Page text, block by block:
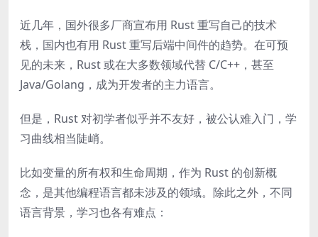
近几年，国外很多厂商宣布用 Rust 重写自己的技术
栈，国内也有用 Rust 重写后端中间件的趋势。在可预
见的未来，Rust 或在大多数领域代替 C/C++，甚至
Java/Golang，成为开发者的主力语言。
但是，Rust 对初学者似乎并不友好，被公认难入门，学
习曲线相当陡峭。
比如变量的所有权和生命周期，作为 Rust 的创新概
念，是其他编程语言都未涉及的领域。除此之外，不同
语言背景，学习也各有难点：